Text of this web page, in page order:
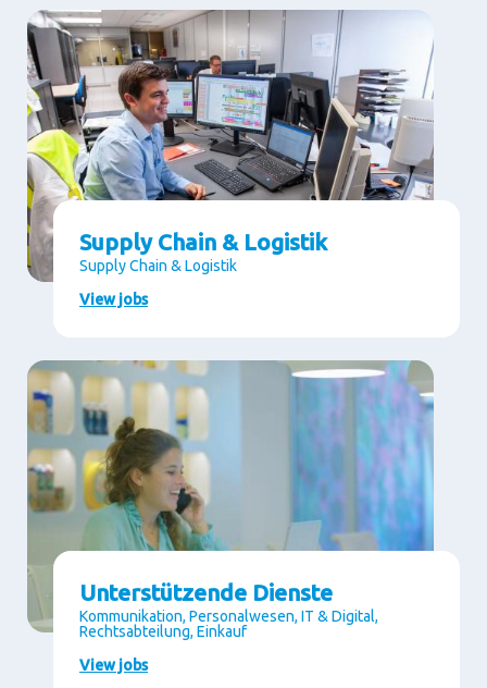
Supply Chain & Logistik
Supply Chain & Logistik
View jobs
Unterstützende Dienste
Kommunikation, Personalwesen, IT & Digital,
Rechtsabteilung, Einkauf
View jobs